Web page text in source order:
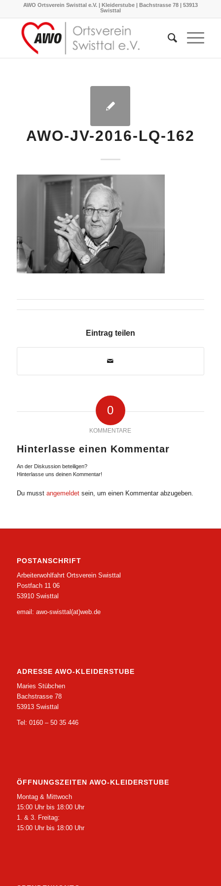
AWO Ortsverein Swisttal e.V. | Kleiderstube | Bachstrasse 78 | 53913
Swisttal
AWO-JV-2016-LQ-162
Eintrag teilen
0
KOMMENTARE
Hinterlasse einen Kommentar
An der Diskussion beteiligen?
Hinterlasse uns deinen Kommentar!
Du musst angemeldetsein, um einen Kommentar abzugeben.
POSTANSCHRIFT
Arbeiterwohlfahrt Ortsverein Swisttal
Postfach 11 06
53910 Swisttal
email: awo-swisttal(at)web.de
ADRESSE AWO-KLEIDERSTUBE
Maries Stübchen
Bachstrasse 78
53913 Swisttal
Tel: 0160 – 50 35 446
ÖFFNUNGSZEITEN AWO-KLEIDERSTUBE
Montag & Mittwoch
15:00 Uhr bis 18:00 Uhr
1. & 3. Freitag:
15:00 Uhr bis 18:00 Uhr